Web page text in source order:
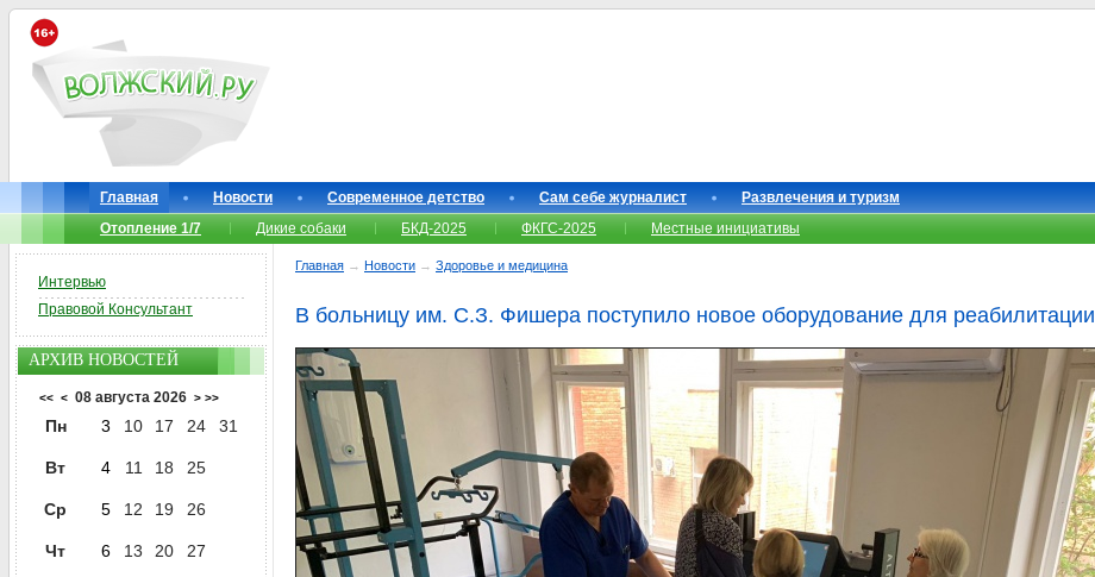
Главная Новости Современное детство Сам себе журналист
Развлечения и туризм
Отопление 1/7
Дикие собаки БКД-2025 ФКГС-2025 Местные инициативы
Главная → Новости → Здоровье и медицина
В больницу им. С.З. Фишера поступило новое оборудование для реабилитации
Интервью
Правовой Консультант
АРХИВ НОВОСТЕЙ
<< < 08 августа 2026 > >>
Пн 3 10 17 24 31
Вт 4 11 18 25
Ср 5 12 19 26
Чт 6 13 20 27